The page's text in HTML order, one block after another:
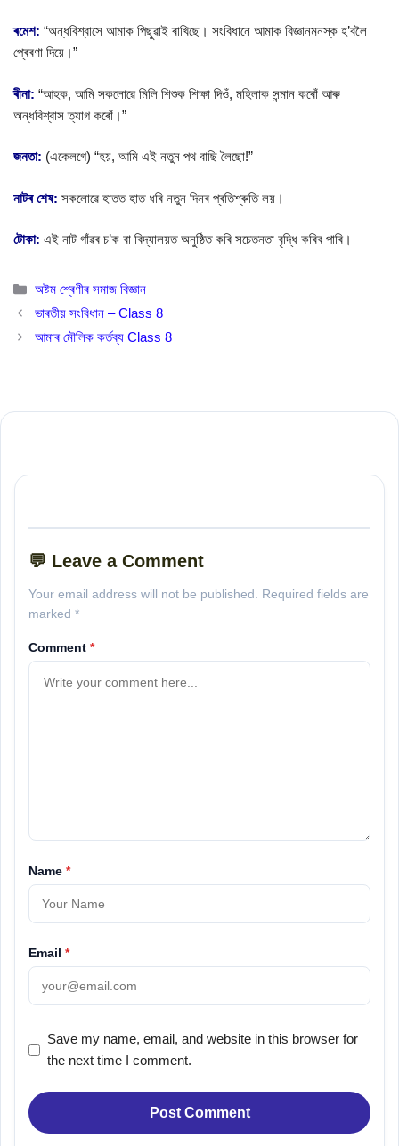
ৰমেশ: “অন্ধবিশ্বাসে আমাক পিছুৱাই ৰাখিছে। সংবিধানে আমাক বিজ্ঞানমনস্ক হ’বলৈ
প্ৰেৰণা দিয়ে।”
ৰীনা: “আহক, আমি সকলোৱে মিলি শিশুক শিক্ষা দিওঁ, মহিলাক সন্মান কৰোঁ আৰু
অন্ধবিশ্বাস ত্যাগ কৰোঁ।”
জনতা: (একেলগে) “হয়, আমি এই নতুন পথ বাছি লৈছো!”
নাটৰ শেষ: সকলোৱে হাতত হাত ধৰি নতুন দিনৰ প্ৰতিশ্ৰুতি লয়।
টোকা: এই নাট গাঁৱৰ চ’ক বা বিদ্যালয়ত অনুষ্ঠিত কৰি সচেতনতা বৃদ্ধি কৰিব পাৰি।
Categories
অষ্টম শ্ৰেণীৰ সমাজ বিজ্ঞান
ভাৰতীয় সংবিধান – Class 8
আমাৰ মৌলিক কৰ্তব্য Class 8
💬 Leave a Comment
Your email address will not be published. Required fields are
marked *
Comment *
Name *
Email *
Save my name, email, and website in this browser for
the next time I comment.